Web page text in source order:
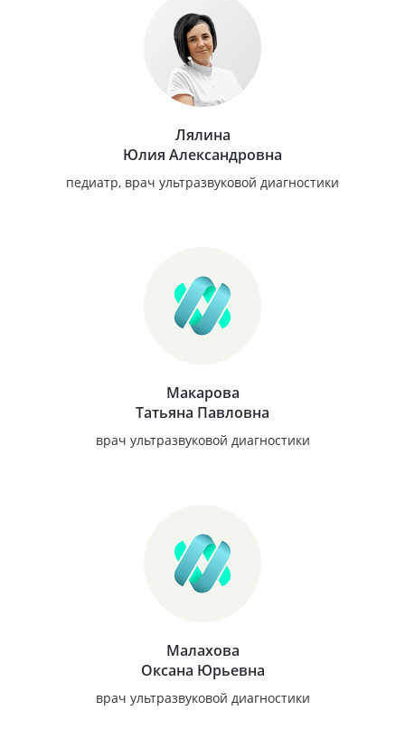
Лялина
Юлия Александровна
педиатр, врач ультразвуковой диагностики
Макарова
Татьяна Павловна
врач ультразвуковой диагностики
Малахова
Оксана Юрьевна
врач ультразвуковой диагностики